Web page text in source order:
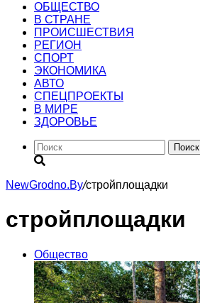
ОБЩЕСТВО
В СТРАНЕ
ПРОИСШЕСТВИЯ
РЕГИОН
CПОРТ
ЭКОНОМИКА
АВТО
СПЕЦПРОЕКТЫ
В МИРЕ
ЗДОРОВЬЕ
Поиск
NewGrodno.By/стройплощадки
стройплощадки
Общество